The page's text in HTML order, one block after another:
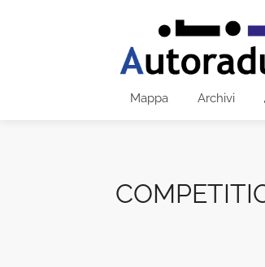
Mappa Archivi